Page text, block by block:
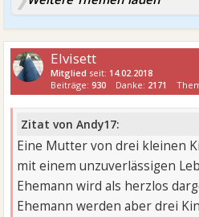
Elvisett
Mitglied seit: 14.02.2018
Beiträge:930 Danke: 2171
Zitat von Andy17:
Eine Mutter von drei kleinen
mit einem unzuverlässigen
Ehemann wird als herzlos
Ehemann werden aber drei